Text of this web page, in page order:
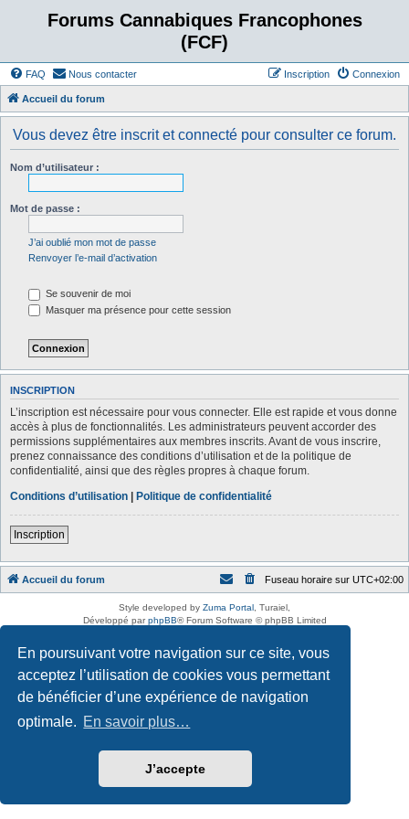
En poursuivant votre navigation sur ce site, vous
acceptez l’utilisation de cookies vous permettant
de bénéficier d’une expérience de navigation
optimale. En savoir plus…
J’accepte
Forums Cannabiques Francophones
(FCF)
FAQ Nous contacter Connexion
Inscription
Accueil du forum
Vous devez être inscrit et connecté pour consulter ce forum.
Nom d’utilisateur :
Mot de passe :
J’ai oublié mon mot de passe
Renvoyer l’e-mail d’activation
Se souvenir de moi
Masquer ma présence pour cette session
INSCRIPTION
L’inscription est nécessaire pour vous connecter. Elle est rapide et vous donne
accès à plus de fonctionnalités. Les administrateurs peuvent accorder des
permissions supplémentaires aux membres inscrits. Avant de vous inscrire,
prenez connaissance des conditions d’utilisation et de la politique de
confidentialité, ainsi que des règles propres à chaque forum.
Conditions d’utilisation | Politique de confidentialité
Inscription
Accueil du forum Fuseau horaire sur UTC+02:00
Style developed by Zuma Portal , Turaiel,
Développé parphpBB® Forum Software © phpBB Limited
Confidentialité|Conditions